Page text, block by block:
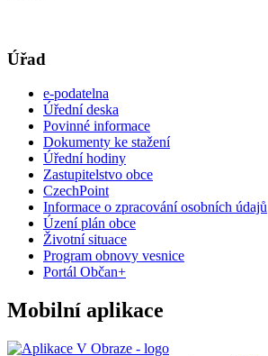
Úřad
e-podatelna
Úřední deska
Povinné informace
Dokumenty ke stažení
Úřední hodiny
Zastupitelstvo obce
CzechPoint
Informace o zpracování osobních údajů
Úzení plán obce
Životní situace
Program obnovy vesnice
Portál Občan+
Mobilní aplikace